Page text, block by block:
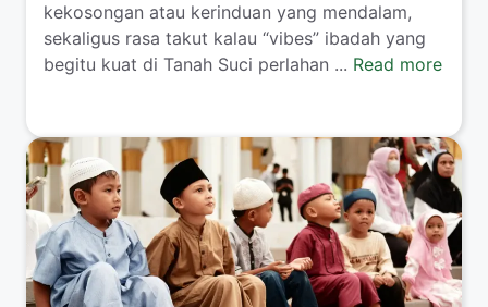
kekosongan atau kerinduan yang mendalam,
sekaligus rasa takut kalau “vibes” ibadah yang
begitu kuat di Tanah Suci perlahan ... Read more